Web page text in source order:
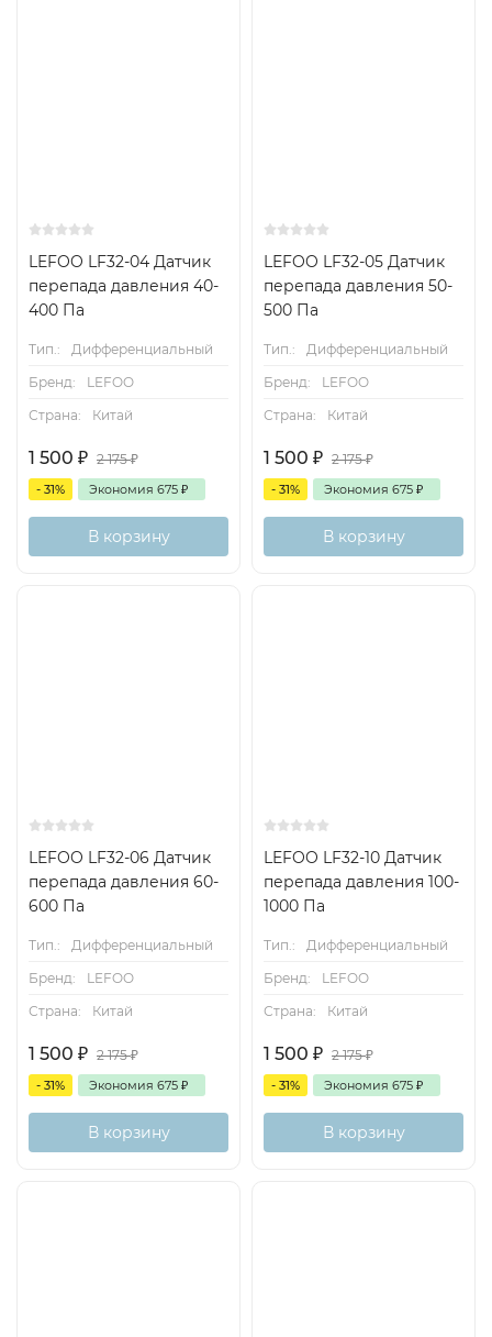
LEFOO LF32-04 Датчик
перепада давления 40-
400 Па
Тип.:
Дифференциальный
Бренд:
LEFOO
Страна:
Китай
1 500 ₽ 2 175₽
- 31% Экономия 675 ₽
В корзину
LEFOO LF32-05 Датчик
перепада давления 50-
500 Па
Тип.:
Дифференциальный
Бренд:
LEFOO
Страна:
Китай
1 500 ₽ 2 175₽
- 31% Экономия 675 ₽
В корзину
LEFOO LF32-06 Датчик
перепада давления 60-
600 Па
Тип.:
Дифференциальный
Бренд:
LEFOO
Страна:
Китай
1 500 ₽ 2 175₽
- 31% Экономия 675 ₽
В корзину
LEFOO LF32-10 Датчик
перепада давления 100-
1000 Па
Тип.:
Дифференциальный
Бренд:
LEFOO
Страна:
Китай
1 500 ₽ 2 175₽
- 31% Экономия 675 ₽
В корзину